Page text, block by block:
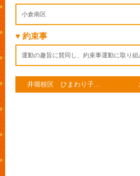
小倉南区
♥ 約束事
運動の趣旨に賛同し、約束事運動に取り組
井堀校区 ひまわり子...